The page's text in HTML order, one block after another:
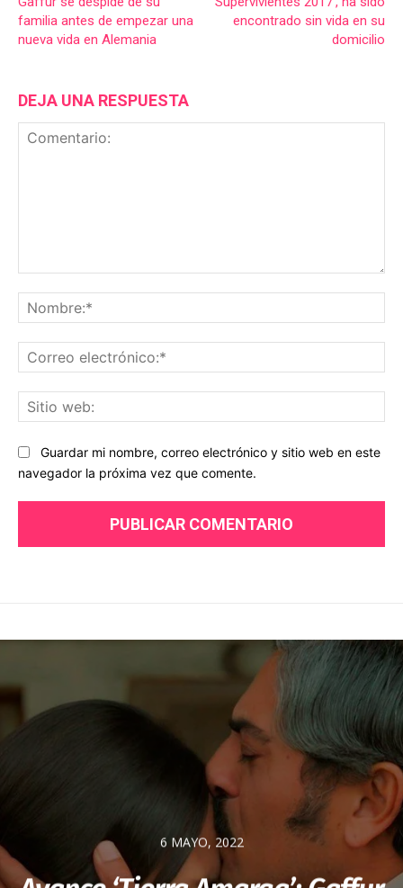
familia antes de empezar una
nueva vida en Alemania
encontrado sin vida en su
domicilio
DEJA UNA RESPUESTA
Guardar mi nombre, correo electrónico y sitio web en este
navegador la próxima vez que comente.